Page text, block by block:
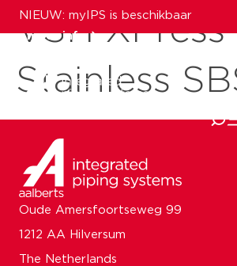
NIEUW: myIPS is beschikbaar
meer info
sluiten
VSH XPress
Stainless
Oude Amersfoortseweg 99
1212 AA Hilversum
The Netherlands